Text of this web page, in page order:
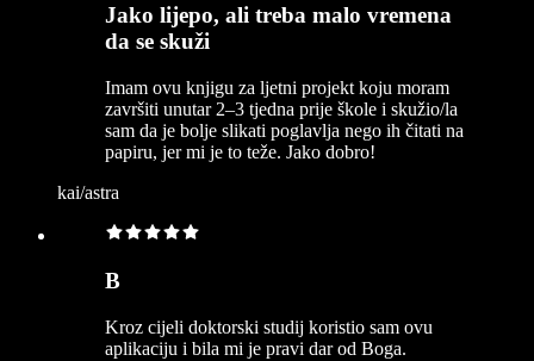
Jako lijepo, ali treba malo vremena
da se skuži
Imam ovu knjigu za ljetni projekt koju moram
završiti unutar 2–3 tjedna prije škole i skužio/la
sam da je bolje slikati poglavlja nego ih čitati na
papiru, jer mi je to teže. Jako dobro!
kai/astra
B
Kroz cijeli doktorski studij koristio sam ovu
aplikaciju i bila mi je pravi dar od Boga.